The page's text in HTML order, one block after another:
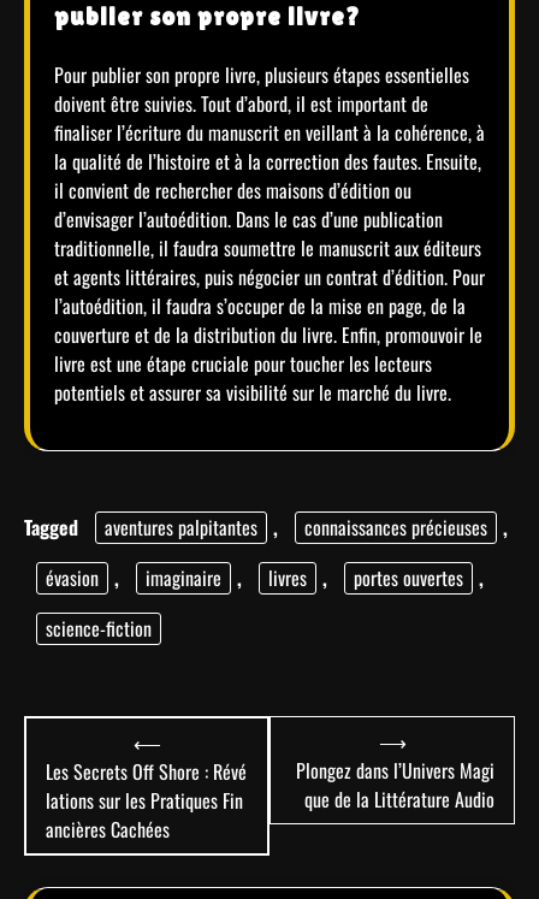
publier son propre livre?
Pour publier son propre livre, plusieurs étapes essentielles
doivent être suivies. Tout d’abord, il est important de
finaliser l’écriture du manuscrit en veillant à la cohérence, à
la qualité de l’histoire et à la correction des fautes. Ensuite,
il convient de rechercher des maisons d’édition ou
d’envisager l’autoédition. Dans le cas d’une publication
traditionnelle, il faudra soumettre le manuscrit aux éditeurs
et agents littéraires, puis négocier un contrat d’édition. Pour
l’autoédition, il faudra s’occuper de la mise en page, de la
couverture et de la distribution du livre. Enfin, promouvoir le
livre est une étape cruciale pour toucher les lecteurs
potentiels et assurer sa visibilité sur le marché du livre.
Tagged aventures palpitantes , connaissances précieuses ,
évasion , imaginaire , livres , portes ouvertes ,
science-fiction
de
l’article
⟵
Les Secrets Off Shore : Révé
lations sur les Pratiques Fin
ancières Cachées
Plongez dans l’Univers Magi
que de la Littérature Audio
⟶